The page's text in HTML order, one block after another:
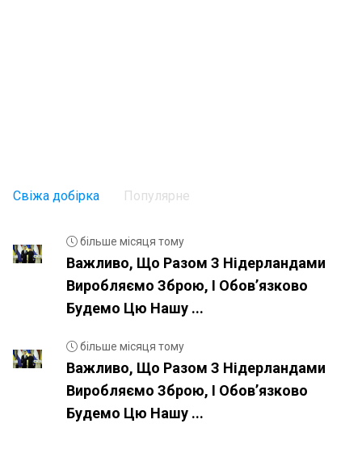
Свіжа добірка Популярне
більше місяця тому
Важливо, Що Разом З Нідерландами
Виробляємо Зброю, І Обовʼязково
Будемо Цю Нашу ...
більше місяця тому
Важливо, Що Разом З Нідерландами
Виробляємо Зброю, І Обовʼязково
Будемо Цю Нашу ...